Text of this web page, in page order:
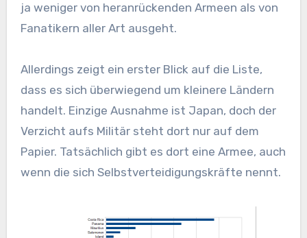
ja weniger von heranrückenden Armeen als von
Fanatikern aller Art ausgeht.
Allerdings zeigt ein erster Blick auf die Liste,
dass es sich überwiegend um kleinere Ländern
handelt. Einzige Ausnahme ist Japan, doch der
Verzicht aufs Militär steht dort nur auf dem
Papier. Tatsächlich gibt es dort eine Armee, auch
wenn die sich Selbstverteidigungskräfte nennt.